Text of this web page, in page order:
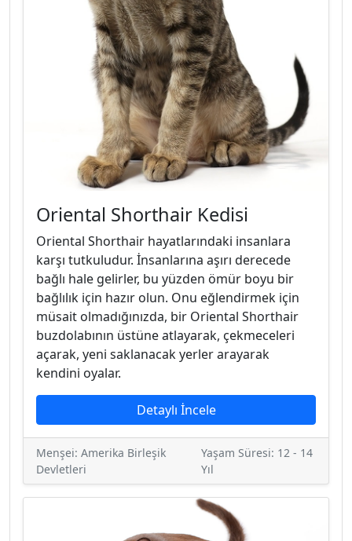
Oriental Shorthair Kedisi
Oriental Shorthair hayatlarındaki insanlara
karşı tutkuludur. İnsanlarına aşırı derecede
bağlı hale gelirler, bu yüzden ömür boyu bir
bağlılık için hazır olun. Onu eğlendirmek için
müsait olmadığınızda, bir Oriental Shorthair
buzdolabının üstüne atlayarak, çekmeceleri
açarak, yeni saklanacak yerler arayarak
kendini oyalar.
Detaylı İncele
Menşei: Amerika Birleşik
Devletleri
Yaşam Süresi: 12 - 14
Yıl